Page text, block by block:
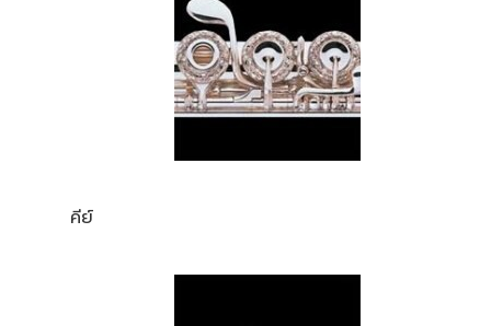
คีย์